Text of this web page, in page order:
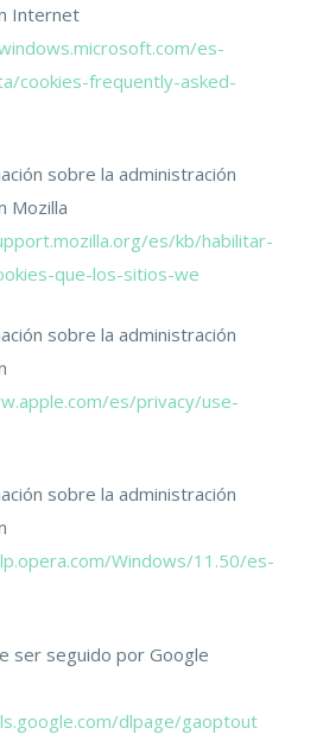
Internet
es-
cookies-frequently-asked-
sobre la administración
Mozilla
es/kb/habilitar-
que-los-sitios-we
sobre la administración
es/privacy/use-
sobre la administración
Windows/11.50/es-
ser seguido por Google
dlpage/gaoptout